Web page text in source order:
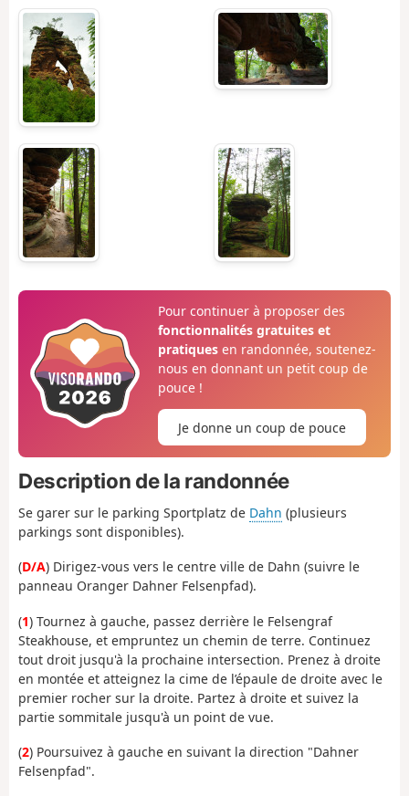
Pour continuer à proposer des
fonctionnalités gratuites et
pratiquesen randonnée, soutenez-
nous en donnant un petit coup de
pouce !
Je donne un coup de pouce
Description de la randonnée
Se garer sur le parking Sportplatz de Dahn (plusieurs
parkings sont disponibles).
(D/A) Dirigez-vous vers le centre ville de Dahn (suivre le
panneau Oranger Dahner Felsenpfad).
(1) Tournez à gauche, passez derrière le Felsengraf
Steakhouse, et empruntez un chemin de terre. Continuez
tout droit jusqu'à la prochaine intersection. Prenez à droite
en montée et atteignez la cime de l’épaule de droite avec le
premier rocher sur la droite. Partez à droite et suivez la
partie sommitale jusqu'à un point de vue.
(2) Poursuivez à gauche en suivant la direction "Dahner
Felsenpfad".